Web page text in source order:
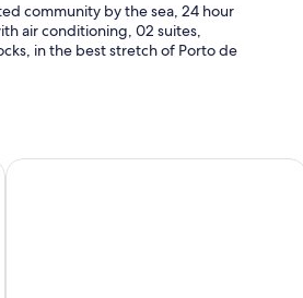
community by the sea, 24 hour
air conditioning, 02 suites,
in the best stretch of Porto de
ideal para família
CASA MURO ALTO - Praia de Muro